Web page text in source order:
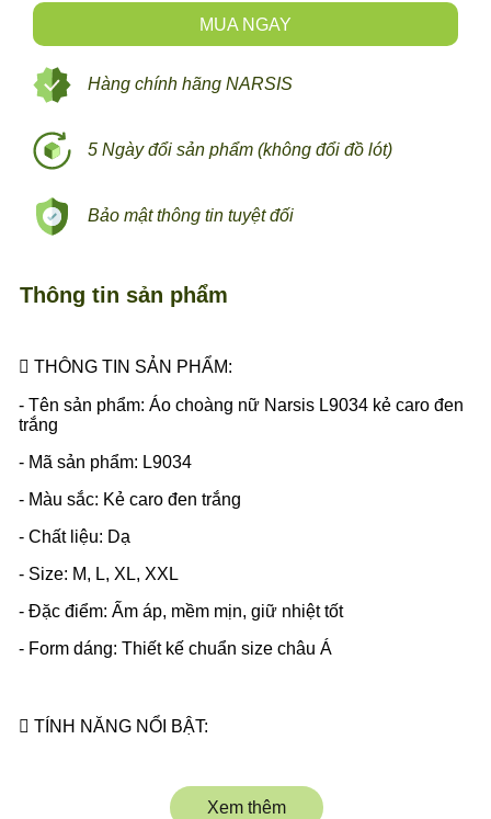
MUA NGAY
5 Ngày đổi sản phẩm (không đổi đồ lót)
Bảo mật thông tin tuyệt đối
Hàng chính hãng NARSIS
Xem thêm
Thông tin sản phẩm
 THÔNG TIN SẢN PHẨM:
- Tên sản phẩm: Áo choàng nữ Narsis L9034 kẻ caro đen
trắng
- Mã sản phẩm: L9034
- Màu sắc: Kẻ caro đen trắng
- Chất liệu: Dạ
- Size: M, L, XL, XXL
- Đặc điểm: Ấm áp, mềm mịn, giữ nhiệt tốt
- Form dáng: Thiết kế chuẩn size châu Á
 TÍNH NĂNG NỔI BẬT:
- Chất liệu: Vải dạ cao cấp, dày dặn, mềm mịn, giữ ấm tốt